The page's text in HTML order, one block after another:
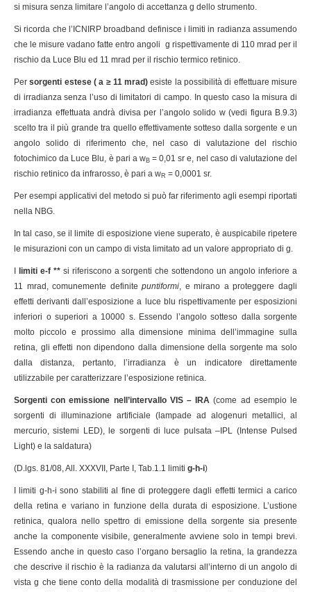
si misura senza limitare l’angolo di accettanza g dello strumento.
Si ricorda che l’ICNIRP broadband definisce i limiti in radianza assumendo
che le misure vadano fatte entro angoli g rispettivamente di 110 mrad per il
rischio da Luce Blu ed 11 mrad per il rischio termico retinico.
Persorgenti estese ( a ≥ 11 mrad) esiste la possibilità di effettuare misure
di irradianza senza l’uso di limitatori di campo. In questo caso la misura di
irradianza effettuata andrà divisa per l’angolo solido w (vedi figura B.9.3)
scelto tra il più grande tra quello effettivamente sotteso dalla sorgente e un
angolo solido di riferimento che, nel caso di valutazione del rischio
fotochimico da Luce Blu, è pari a wB = 0,01 sr e, nel caso di valutazione del
rischio retinico da infrarosso, è pari a wR = 0,0001 sr.
Per esempi applicativi del metodo si può far riferimento agli esempi riportati
nella NBG.
In tal caso, se il limite di esposizione viene superato, è auspicabile ripetere
le misurazioni con un campo di vista limitato ad un valore appropriato di g.
limiti e-f ** si riferiscono a sorgenti che sottendono un angolo inferiore a
11 mrad, comunemente definitepuntiformi, e mirano a proteggere dagli
effetti derivanti dall’esposizione a luce blu rispettivamente per esposizioni
inferiori o superiori a 10000 s. Essendo l’angolo sotteso dalla sorgente
molto piccolo e prossimo alla dimensione minima dell’immagine sulla
retina, gli effetti non dipendono dalla dimensione della sorgente ma solo
dalla distanza, pertanto, l’irradianza è un indicatore direttamente
utilizzabile per caratterizzare l’esposizione retinica.
Sorgenti con emissione nell’intervallo VIS – IRA(come ad esempio le
sorgenti di illuminazione artificiale (lampade ad alogenuri metallici, al
mercurio, sistemi LED), le sorgenti di luce pulsata –IPL (Intense Pulsed
Light) e la saldatura)
(D.lgs. 81/08, All. XXXVII, Parte I, Tab.1.1 limiti g-h-i)
I limiti g-h-i sono stabiliti al fine di proteggere dagli effetti termici a carico
della retina e variano in funzione della durata di esposizione. L’ustione
retinica, qualora nello spettro di emissione della sorgente sia presente
anche la componente visibile, generalmente avviene solo in tempi brevi.
Essendo anche in questo caso l’organo bersaglio la retina, la grandezza
che descrive il rischio è la radianza da valutarsi all’interno di un angolo di
vista g che tiene conto della modalità di trasmissione per conduzione del